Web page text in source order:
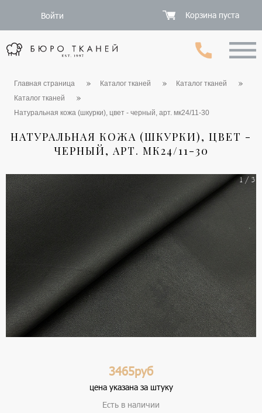
Войти Корзина пуста
Главная страница Каталог тканей
Каталог тканей
Каталог тканей
Натуральная кожа (шкурки), цвет - черный, арт. мк24/11-30
НАТУРАЛЬНАЯ КОЖА (ШКУРКИ), ЦВЕТ -
ЧЕРНЫЙ, АРТ. МК24/11-30
1 / 3
3465руб
цена указана за штуку
Есть в наличии